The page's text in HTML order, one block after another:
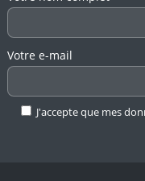
Votre e-mail
J'accepte que mes